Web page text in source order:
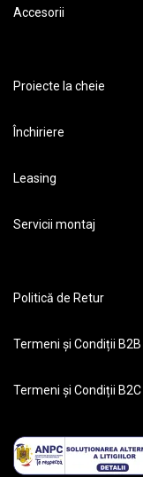
Accesorii
Proiecte la cheie
Închiriere
Leasing
Servicii montaj
Politică de Retur
Termeni și Condiții B2B
Termeni și Condiții B2C